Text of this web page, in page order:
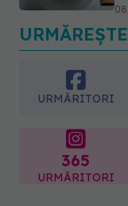
URMĂRITORI
365
URMĂRITORI